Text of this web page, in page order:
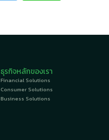
ธุรกิจหลักของเรา
Financial Solutions
Consumer Solutions
Business Solutions